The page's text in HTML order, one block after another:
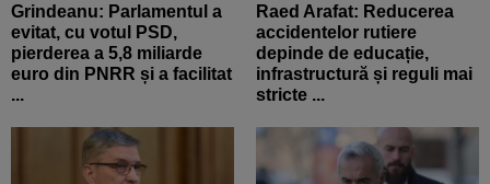
Grindeanu: Parlamentul a
evitat, cu votul PSD,
pierderea a 5,8 miliarde
euro din PNRR și a facilitat
...
Raed Arafat: Reducerea
accidentelor rutiere
depinde de educație,
infrastructură și reguli mai
stricte ...